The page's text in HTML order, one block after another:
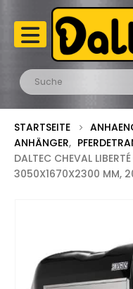
STARTSEITE
ANHÄNGER,
DALTEC CHEVAL
3050X1670X2300 MM,